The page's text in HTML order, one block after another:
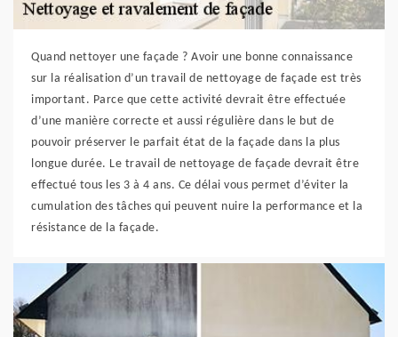
Quand nettoyer une façade ? Avoir une bonne connaissance
sur la réalisation d’un travail de nettoyage de façade est très
important. Parce que cette activité devrait être effectuée
d’une manière correcte et aussi régulière dans le but de
pouvoir préserver le parfait état de la façade dans la plus
longue durée. Le travail de nettoyage de façade devrait être
effectué tous les 3 à 4 ans. Ce délai vous permet d’éviter la
cumulation des tâches qui peuvent nuire la performance et la
résistance de la façade.